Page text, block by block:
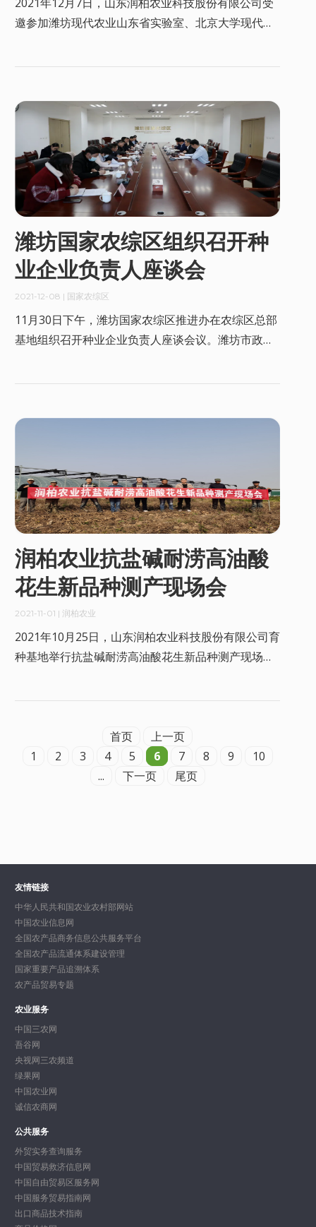
邀参加潍坊现代农业山东省实验室、北京大学现代农
潍坊国家农综区组织召开种
业企业负责人座谈会
2021-12-08 | 国家农综区
11月30日下午，潍坊国家农综区推进办在农综区总部
基地组织召开种业企业负责人座谈会议。潍坊市政府
润柏农业抗盐碱耐涝高油酸
花生新品种测产现场会
2021-11-01 | 润柏农业
2021年10月25日，山东润柏农业科技股份有限公司育
种基地举行抗盐碱耐涝高油酸花生新品种测产现场
首页
上一页
1
2 3 4 5 6 7 8 9
10
...
下一页 尾页
友情链接
中华人民共和国农业农村部网站
中国农业信息网
全国农产品商务信息公共服务平台
全国农产品流通体系建设管理
国家重要产品追溯体系
农产品贸易专题
农业服务
中国三农网
吾谷网
央视网三农频道
绿果网
中国农业网
诚信农商网
公共服务
外贸实务查询服务
中国贸易救济信息网
中国自由贸易区服务网
中国服务贸易指南网
出口商品技术指南